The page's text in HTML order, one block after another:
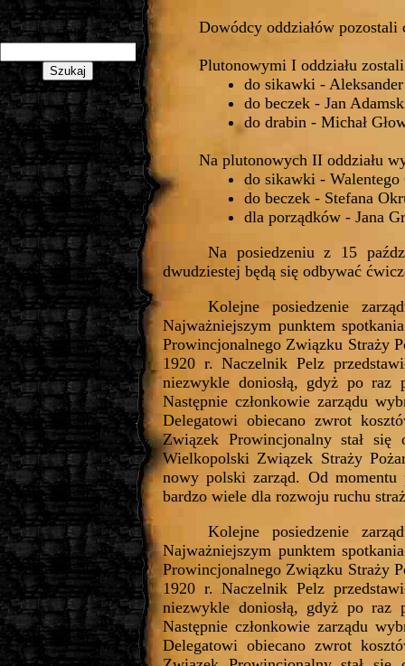
cion Dowódcy oddziałów
Plutonowymi I oddziału
do sikawki -
do beczek - Jan
do drabin - Michał
Na plutonowych II oddziału
do sikawki - Walentego
do beczek - Stefana
dla porządków - Jana
Na posiedzeniu z 15
dwudziestej będą się odbywać
Kolejne posiedzenie
Najważniejszym punktem
Prowincjonalnego Związku Straży
1920 r. Naczelnik Pelz
niezwykle doniosłą, gdyż po raz
Następnie członkowie zarządu
Delegatowi obiecano zwrot
Związek Prowincjonalny stał się
Wielkopolski Związek Straży
nowy polski zarząd. Od momentu
bardzo wiele dla rozwoju ruchu
Kolejne posiedzenie
Najważniejszym punktem
Prowincjonalnego Związku Straży
1920 r. Naczelnik Pelz
niezwykle doniosłą, gdyż po raz
Następnie członkowie zarządu
Delegatowi obiecano zwrot